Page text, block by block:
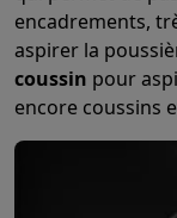
Accessoires IT
Gaming
PlayStation
NintendoNintendo
XboxJeux Xbox
PC
encadrements,
aspirer la
coussin pour
encore coussins